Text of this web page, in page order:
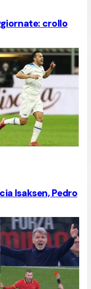
crollo
Isaksen, Pedro